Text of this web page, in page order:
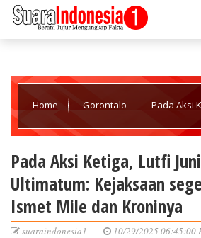
Home Gorontalo Pada Aksi
Pada Aksi Ketiga, Lutfi
Ultimatum: Kejaksaan
Ismet Mile dan Kroninya
suaraindonesia1 10/29/2025 06:45:00